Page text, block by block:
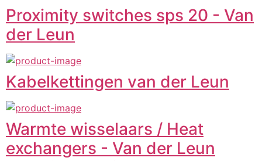
Proximity switches sps 20 - Van
der Leun
Kabelkettingen van der Leun
Warmte wisselaars / Heat
exchangers - Van der Leun